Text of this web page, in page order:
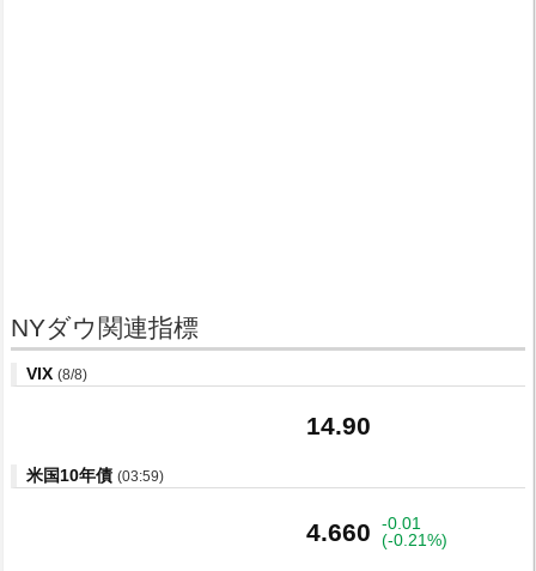
NYダウ関連指標
VIX (8/8)
14.90
米国10年債 (03:59)
4.660
-0.01
(-0.21%)